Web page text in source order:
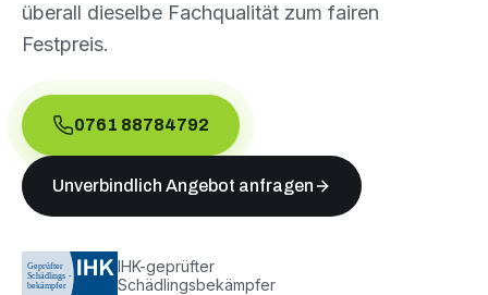
überall dieselbe Fachqualität zum fairen
Festpreis.
0761 88784792
Unverbindlich Angebot anfragen
IHK-geprüfter
Schädlingsbekämpfer